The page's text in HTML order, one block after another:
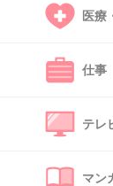
愛いから良
医療
仕事
テレ
マン